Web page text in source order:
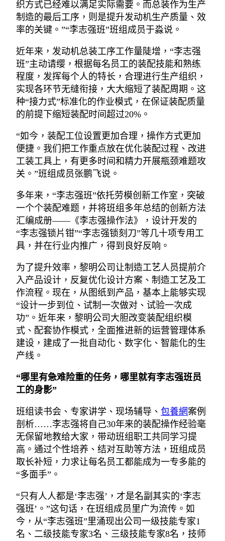
织方式已经难以满足实际需要。而总装作为生产
制造的最后工序，则是提升发动机生产质量、效
率的关键。”“李志强班”班组成员于淼说。
近年来，发动机总装工序工作量陡增，“李志强
班”主动请缨，根据每名员工的装配技能和熟练
程度，发挥每个人的特长，合理进行生产组织，
实现各环节无缝衔接，大大缩短了装配周期。这
种“接力式”标准化的作业模式，在保证装配质量
的前提下缩短装配时间超过20%。
“如今，装配工位设置更加合理，操作方式更加
便捷。我们把工作重点放在优化装配过程、改进
工装工具上，有更多时间和精力开展瓶颈难题攻
关。”班组成员张鹏飞说。
多年来，“李志强班”依托劳模创新工作室，突破
一个个装配难题，并将班组多年总结的创新方法
汇编成册——《李志强操作法》，设计开发的
“李志强锁片钳”“李志强锁刻刀”等几十项专用工
具，并在行业内推广，得到良好反响。
为了提升效率，黎明公司让制造工艺人员提前介
入产品设计，反复优化设计方案、制造工艺及工
作流程。现在，从图纸到产品，基本上能够实现
“设计一步到位、试制一次做对、试验一次成
功”。近年来，黎明公司大胆改变装配组织模
式、配套协作模式，全面推进新的运营管理体系
建设，建成了一批自动化、数字化、智能化的生
产线。
“哪里有急难险重的任务，哪里就有李志强班员
工的身影”
班组读书会、专家讲学、现场辅导、 包養網案例
剖析……李志强将自己30年来的装配操作经验毫
无保留地教给大家，带动班组职工共同学习提
高。通过个性培养、结对互助等方法，班组成员
取长补短，力求让每名员工都能成为一专多能的
“多面手”。
“只有人人都是‘李志强’，才是名副其实的‘李志
强班’。”这句话，在班组成员里广为流传。如
今，从“李志强班”里涌现出公司一级技能专家1
名、二级技能专家3名、三级技能专家8名，技师